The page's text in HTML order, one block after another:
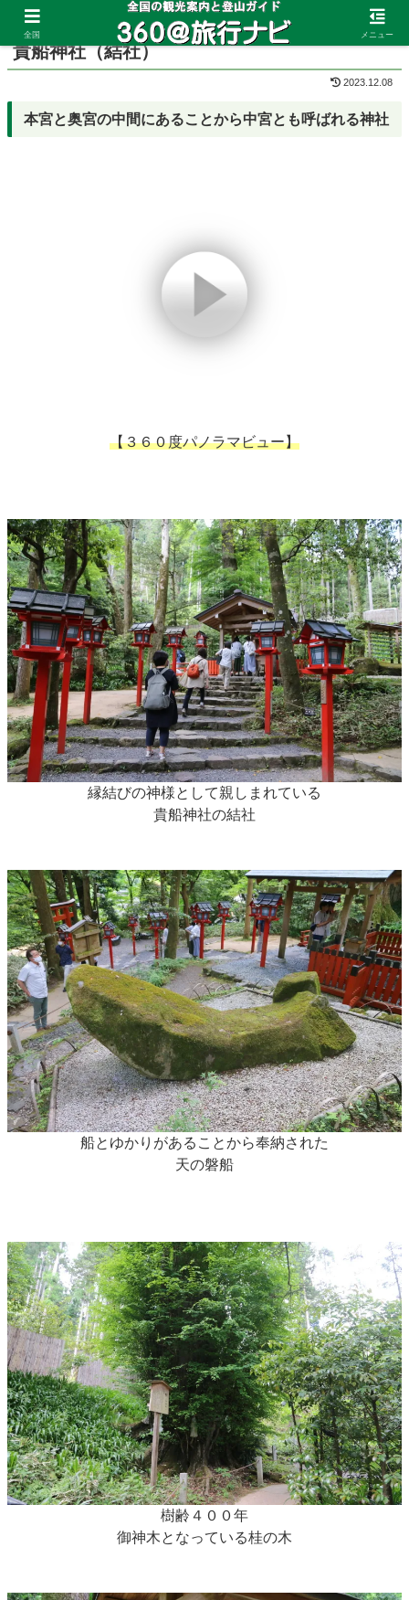
ホーム 京都府 鞍馬・貴船
貴船神社（結社）
2023.12.08
本宮と奥宮の中間にあることから中宮とも呼ばれる神社
【３６０度パノラマビュー】
縁結びの神様として親しまれている
貴船神社の結社
船とゆかりがあることから奉納された
天の磐船
樹齢４００年
御神木となっている桂の木
全国 メニュー